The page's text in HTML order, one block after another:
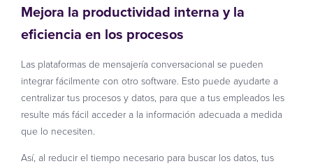
Mejora la productividad interna y la
eficiencia en los procesos
Las plataformas de mensajería conversacional se pueden
integrar fácilmente con otro software. Esto puede ayudarte a
centralizar tus procesos y datos, para que a tus empleados les
resulte más fácil acceder a la información adecuada a medida
que lo necesiten.
Así, al reducir el tiempo necesario para buscar los datos, tus